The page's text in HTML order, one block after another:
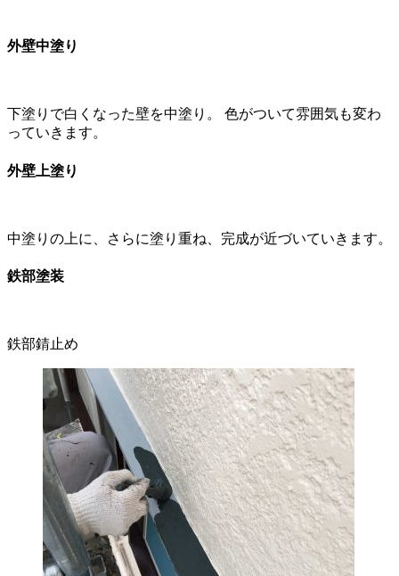
外壁中塗り
下塗りで白くなった壁を中塗り。 色がついて雰囲気も変わ
っていきます。
外壁上塗り
中塗りの上に、さらに塗り重ね、完成が近づいていきます。
鉄部塗装
鉄部錆止め